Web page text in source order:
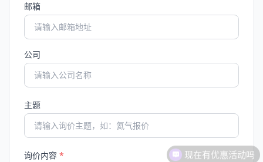
邮箱
公司
主题
询价内容 * 现在有优惠活动吗